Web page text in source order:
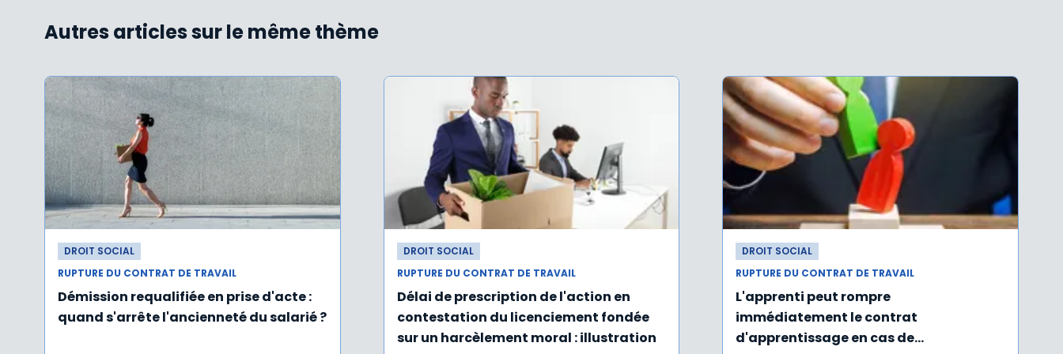
Autres articles sur le même thème
DROIT SOCIAL
RUPTURE DU CONTRAT DE TRAVAIL
Démission requalifiée en prise d'acte :
quand s'arrête l'ancienneté du salarié ?
DROIT SOCIAL
RUPTURE DU CONTRAT DE TRAVAIL
Délai de prescription de l'action en
contestation du licenciement fondée
sur un harcèlement moral : illustration
DROIT SOCIAL
RUPTURE DU CONTRAT DE TRAVAIL
L'apprenti peut rompre
immédiatement le contrat
d'apprentissage en cas de